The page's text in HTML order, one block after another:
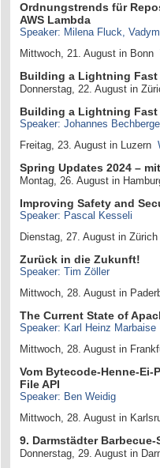
Ordnungstrends für
AWS Lambda
Speaker: Milena Fluck,
Mittwoch, 21. August in Bonn
Building a Lightning Fast
Donnerstag, 22. August in
Building a Lightning Fast
Speaker: Johannes
Freitag, 23. August in Luzern
Spring Updates 2024 –
Montag, 26. August in
Improving Safety and
Speaker: Pascal Kesseli
Dienstag, 27. August in Zürich
Zurück in die Zukunft!
Speaker: Tim Zöller
Mittwoch, 28. August in
The Current State of
Speaker: Karl Heinz Marbaise
Mittwoch, 28. August in
Vom Bytecode-Henne-Ei-
File API
Speaker: Ben Weidig
Mittwoch, 28. August in
9. Darmstädter Barbecue-
Donnerstag, 29. August in